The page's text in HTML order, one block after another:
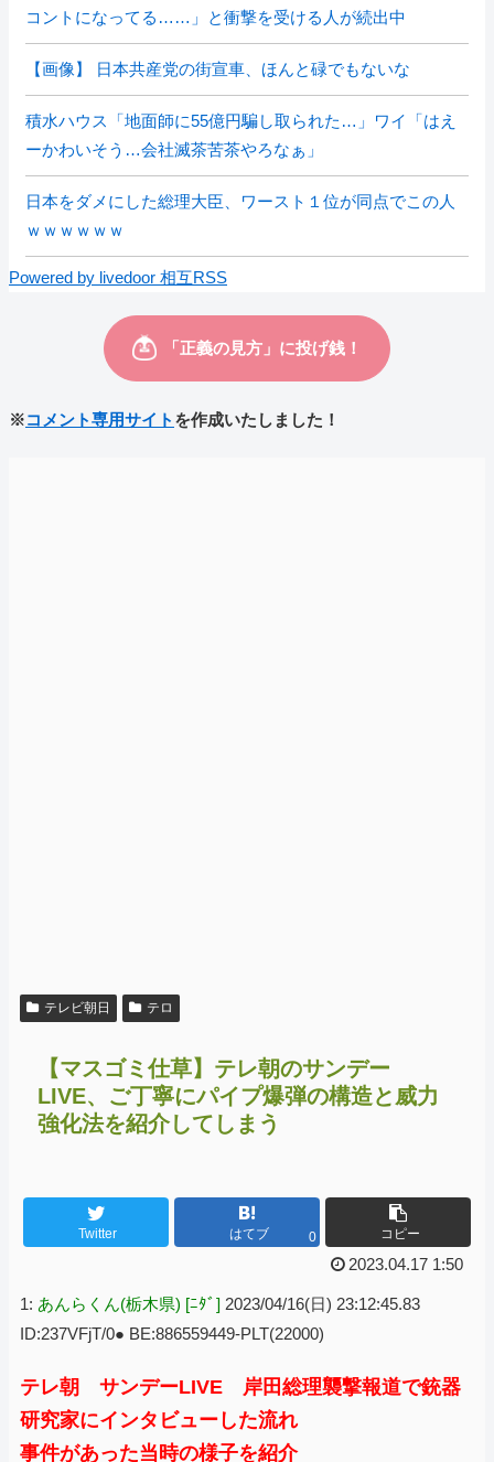
コントになってる……」と衝撃を受ける人が続出中
【画像】 日本共産党の街宣車、ほんと碌でもないな
積水ハウス「地面師に55億円騙し取られた…」ワイ「はえ
ーかわいそう…会社滅茶苦茶やろなぁ」
日本をダメにした総理大臣、ワースト１位が同点でこの人
ｗｗｗｗｗｗ
Powered by livedoor 相互RSS
※コメント専用サイト を作成いたしました！
テレビ朝日 テロ
【マスゴミ仕草】テレ朝のサンデー
LIVE、ご丁寧にパイプ爆弾の構造と威力
強化法を紹介してしまう
Twitter はてブ 0 コピー
2023.04.17 1:50
1: あんらくん(栃木県) [ﾆﾀﾞ] 2023/04/16(日) 23:12:45.83
ID:237VFjT/0● BE:886559449-PLT(22000)
テレ朝 サンデーLIVE 岸田総理襲撃報道で銃器
研究家にインタビューした流れ
事件があった当時の様子を紹介